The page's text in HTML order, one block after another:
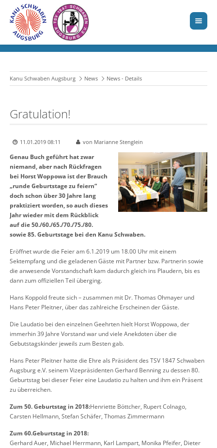
Kanu Schwaben Augsburg News News - Details
Gratulation!
11.01.2019 08:11 von Marianne Stenglein
Genau Buch geführt hat zwar
niemand, aber nach Rückfragen
bei Horst Woppowa ist der Brauch
„runde Geburtstage zu feiern“
doch schon über 30 Jahre lang
praktiziert worden, so auch dieses
Jahr wieder mit dem Rückblick
auf die 50./60./65./70./75./80.
sowie 85. Geburtstage bei den Kanu Schwaben.
Eröffnet wurde die Feier am 6.1.2019 um 18.00 Uhr mit einem
Sektempfang und die geladenen Gäste mit Partner bzw. Partnerin sowie
die anwesende Vorstandschaft kam dadurch gleich ins Plaudern, bis es
dann zum offiziellen Teil überging.
Hans Koppold freute sich – zusammen mit Dr. Thomas Ohmayer und
Hans Peter Pleitner, über das zahlreiche Erscheinen der Gäste.
Die Laudatio bei den einzelnen Geehrten hielt Horst Woppowa, der
immerhin 39 Jahre Vorstand war und viele Anekdoten über die
Gebutstagskinder jeweils zum Besten gab.
Hans Peter Pleitner hatte die Ehre als Präsident des TSV 1847 Schwaben
Augsburg e.V. seinem Vizepräsidenten Gerhard Benning zu dessen 80.
Geburtstag bei dieser Feier eine Laudatio zu halten und ihm ein Präsent
zu überreichen.
Zum 50. Geburtstag in 2018:Henriette Böttcher, Rupert Colnago,
Carsten Hellmann, Stefan Schäfer, Thomas Zimmermann
Zum 60.Geburtstag in 2018:
Gerhard Auer, Michael Herrmann, Karl Lampart, Monika Pfeifer, Dieter